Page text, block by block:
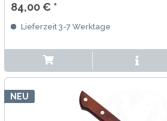
84,00 € *
Lieferzeit 3-7 Werktage
NEU